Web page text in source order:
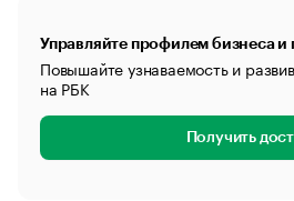
Управляйте профилем бизнеса и
Повышайте узнаваемость и
на РБК
Получить